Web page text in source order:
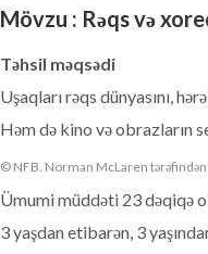
Mövzu : Rəqs və
Təhsil məqsədi
Uşaqları rəqs dünyasını,
Həm də kino və obrazların
© NFB. Norman McLaren tərəfindən
Ümumi müddəti 23 dəqiqə
3 yaşdan etibarən, 3